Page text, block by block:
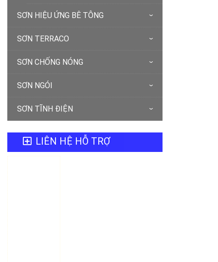
SƠN HIỆU ỨNG BÊ TÔNG
SƠN TERRACO
SƠN CHỐNG NÓNG
SƠN NGÓI
SƠN TĨNH ĐIỆN
LIÊN HỆ HỖ TRỢ